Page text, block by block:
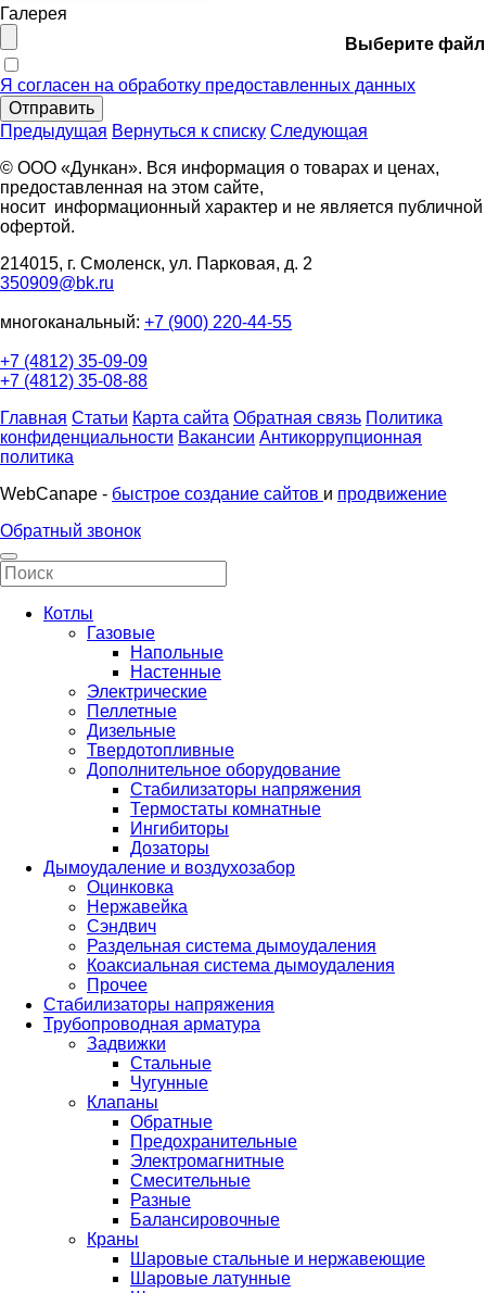
Галерея
Выберите файл
Я согласен на обработку предоставленных данных
Отправить
Предыдущая Вернуться к списку Следующая
© ООО «Дункан». Вся информация о товарах и ценах,
предоставленная на этом сайте,
носит информационный характер и не является публичной
офертой.
214015, г. Смоленск, ул. Парковая, д. 2
350909@bk.ru
многоканальный: +7 (900) 220-44-55
+7 (4812) 35-09-09
+7 (4812) 35-08-88
Главная Статьи Карта сайта Обратная связь Политика
конфиденциальности Вакансии Антикоррупционная
политика
WebCanape - быстрое создание сайтов и продвижение
Обратный звонок
Котлы
Газовые
Напольные
Настенные
Электрические
Пеллетные
Дизельные
Твердотопливные
Дополнительное оборудование
Стабилизаторы напряжения
Термостаты комнатные
Ингибиторы
Дозаторы
Дымоудаление и воздухозабор
Оцинковка
Нержавейка
Сэндвич
Раздельная система дымоудаления
Коаксиальная система дымоудаления
Прочее
Стабилизаторы напряжения
Трубопроводная арматура
Задвижки
Стальные
Чугунные
Клапаны
Обратные
Предохранительные
Электромагнитные
Смесительные
Разные
Балансировочные
Краны
Шаровые стальные и нержавеющие
Шаровые латунные